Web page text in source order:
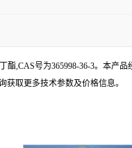
酯,CAS号为365998-36-3。本
取更多技术参数及价格信息。